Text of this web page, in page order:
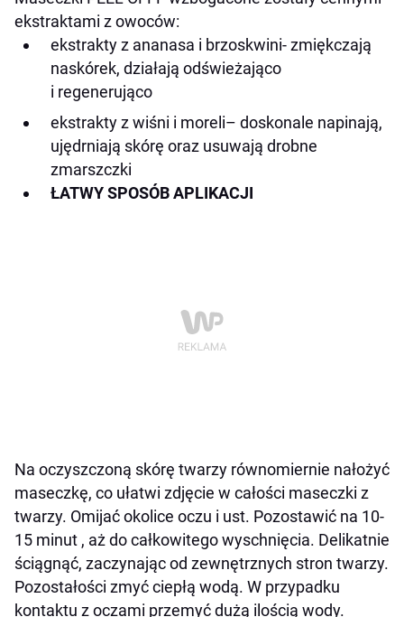
ekstraktami z owoców:
ekstrakty z ananasa i brzoskwini-zmiękczają
naskórek, działają odświeżająco
i regenerująco
ekstrakty z wiśni i moreli– doskonale napinają,
ujędrniają skórę oraz usuwają drobne
zmarszczki
ŁATWY SPOSÓB APLIKACJI
Na oczyszczoną skórę twarzy równomiernie nałożyć
maseczkę, co ułatwi zdjęcie w całości maseczki z
twarzy. Omijać okolice oczu i ust. Pozostawić na 10-
15 minut , aż do całkowitego wyschnięcia. Delikatnie
ściągnąć, zaczynając od zewnętrznych stron twarzy.
Pozostałości zmyć ciepłą wodą. W przypadku
kontaktu z oczami przemyć dużą ilością wody.